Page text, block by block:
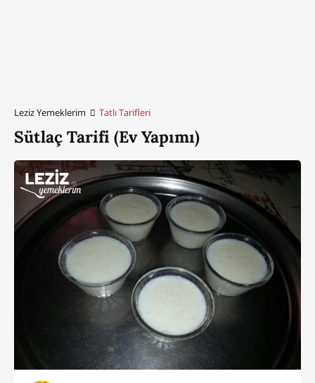
Leziz Yemeklerim Tatlı Tarifleri
Sütlaç Tarifi (Ev Yapımı)